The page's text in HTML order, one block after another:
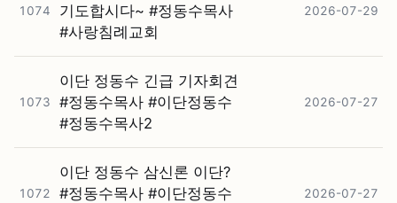
1074
기도합시다~ #⁠정동수목사
#⁠사랑침례교회
2026-07-29
1073
이단 정동수 긴급 기자회견
#⁠정동수목사 #⁠이단정동수
#⁠정동수목사2
2026-07-27
1072
이단 정동수 삼신론 이단?
#⁠정동수목사 #⁠이단정동수
2026-07-27